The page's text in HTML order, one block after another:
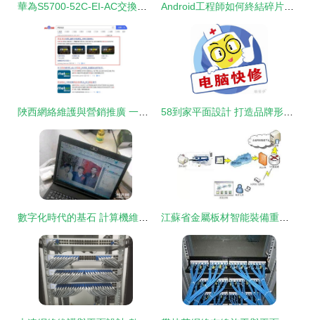
華為S5700-52C-EI-AC交換機 企業網絡核心的可靠維護之選 Android工程師如何終結碎片化問題 106期綜合討論
陜西網絡維護與營銷推廣 一體化服務的協同價值 58到家平面設計 打造品牌形象，傳遞信任與專業
數字化時代的基石 計算機維護維修、數據恢復、網絡維護與平面設計的協同發展 江蘇省金屬板材智能裝備重點實驗室順利通過政府驗收并啟動網絡維護升級